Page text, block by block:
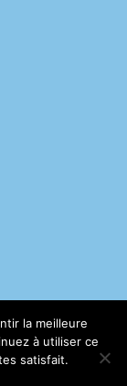
la meilleure
à utiliser ce
satisfait.